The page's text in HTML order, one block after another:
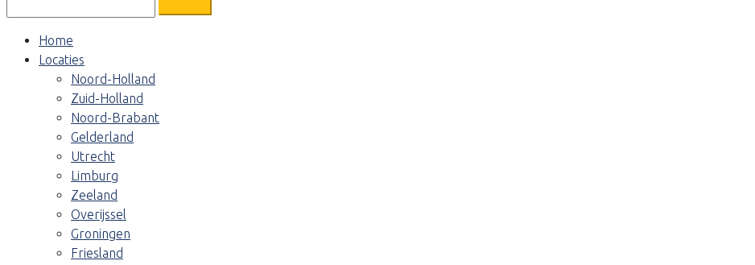
Home
Locaties
Noord-Holland
Zuid-Holland
Noord-Brabant
Gelderland
Utrecht
Limburg
Zeeland
Overijssel
Groningen
Friesland